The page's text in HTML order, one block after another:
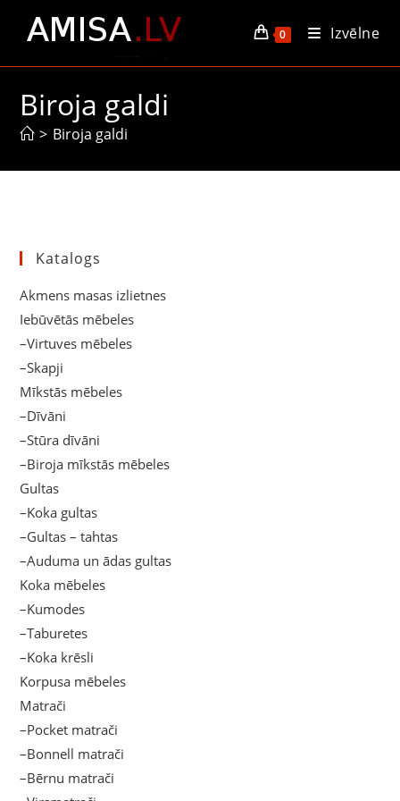
0 Izvēlne
Biroja galdi
> Biroja galdi
Katalogs
Akmens masas izlietnes
Iebūvētās mēbeles
–Virtuves mēbeles
–Skapji
Mīkstās mēbeles
–Dīvāni
–Stūra dīvāni
–Biroja mīkstās mēbeles
Gultas
–Koka gultas
–Gultas – tahtas
–Auduma un ādas gultas
Koka mēbeles
–Kumodes
–Taburetes
–Koka krēsli
Korpusa mēbeles
Matrači
–Pocket matrači
–Bonnell matrači
–Bērnu matrači